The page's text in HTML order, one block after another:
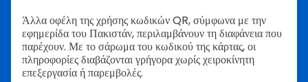
Άλλα οφέλη της χρήσης κωδικών QR, σύμφωνα με την
εφημερίδα του Πακιστάν, περιλαμβάνουν τη διαφάνεια που
παρέχουν. Με το σάρωμα του κωδικού της κάρτας, οι
πληροφορίες διαβάζονται γρήγορα χωρίς χειροκίνητη
επεξεργασία ή παρεμβολές.